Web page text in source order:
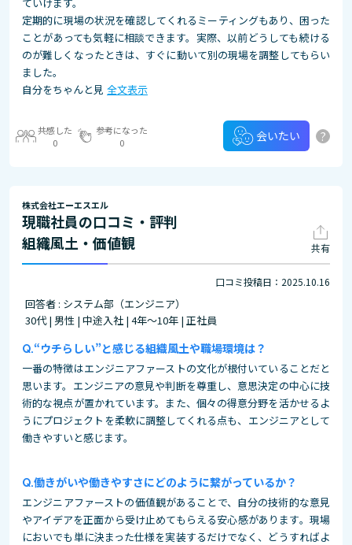
定期的に現場の状況を確認してくれるミーティングもあり、困った
ことがあっても気軽に相談できます。実際、以前どうしても続ける
のが難しくなったときは、すぐに動いて別の現場を調整してもらい
ました。
自分をちゃんと見 全文表示
共感した
0
参考になった
0
会いたい ?
株式会社エーエスエル
現職社員の口コミ・評判
組織風土・価値観
共有
口コミ投稿日：2025.10.16
回答者 : システム部（エンジニア）
30代 | 男性 | 中途入社 | 4年～10年 | 正社員
“ウチらしい”と感じる組織風土や職場環境は？
一番の特徴はエンジニアファーストの文化が根付いていることだと
思います。エンジニアの意見や判断を尊重し、意思決定の中心に技
術的な視点が置かれています。また、個々の得意分野を活かせるよ
うにプロジェクトを柔軟に調整してくれる点も、エンジニアとして
働きやすいと感じます。
働きがいや働きやすさにどのように繋がっているか？
エンジニアファーストの価値観があることで、自分の技術的な意見
やアイデアを正面から受け止めてもらえる安心感があります。現場
においでも単に決まった仕様を実装するだけでなく、どうすればよ